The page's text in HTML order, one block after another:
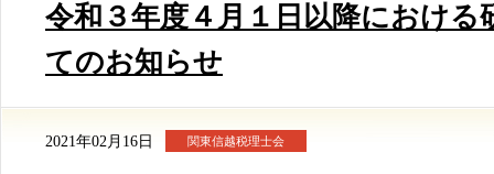
令和３年度４月１日以降における
てのお知らせ
2021年02月16日 関東信越税理士会